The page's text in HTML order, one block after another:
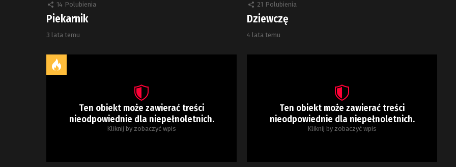
14 Polubienia
Piekarnik
3 lata temu
21 Polubienia
Dziewczę
4 lata temu
Ten obiekt może zawierać treści
nieodpowiednie dla niepełnoletnich.
Kliknij by zobaczyć wpis
Ten obiekt może zawierać treści
nieodpowiednie dla niepełnoletnich.
Kliknij by zobaczyć wpis